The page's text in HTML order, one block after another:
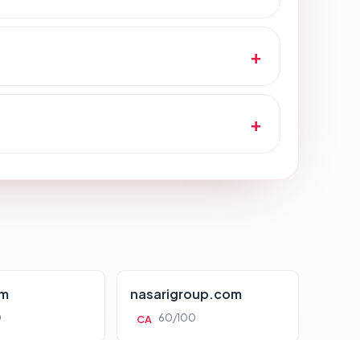
nasarigroup.com
CA 60/100